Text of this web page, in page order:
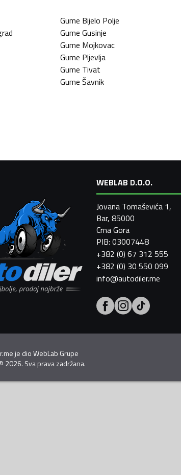
Gume Bijelo Polje
Gume Gusinje
Gume Mojkovac
Gume Pljevlja
Gume Tivat
Gume Šavnik
WEBLAB D.O.O.
Jovana Tomaševića 1,
Bar, 85000
Crna Gora
PIB: 03007448
+382 (0) 67 312 555
+382 (0) 30 550 099
info@autodiler.me
je dioWebLab Grupe
2026. Sva prava zadržana.